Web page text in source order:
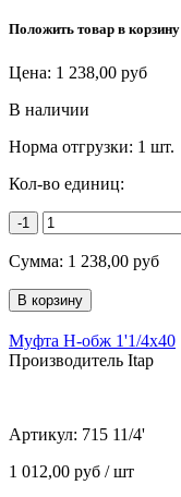
Положить товар в корзину
Цена: 1 238,00 руб
В наличии
Норма отгрузки: 1 шт.
Кол-во единиц:
-1
Сумма: 1 238,00 руб
Муфта Н-обж 1'1/4х40
Производитель Itap
Артикул: 715 11/4'
1 012,00 руб / шт